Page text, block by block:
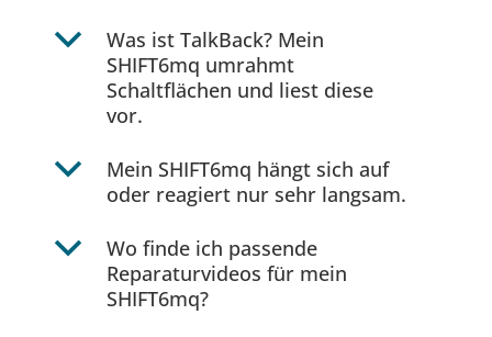
b
Was ist TalkBack? Mein
SHIFT6mq umrahmt
Schaltflächen und liest diese
vor.
b
Mein SHIFT6mq hängt sich auf
oder reagiert nur sehr langsam.
b
Wo finde ich passende
Reparaturvideos für mein
SHIFT6mq?